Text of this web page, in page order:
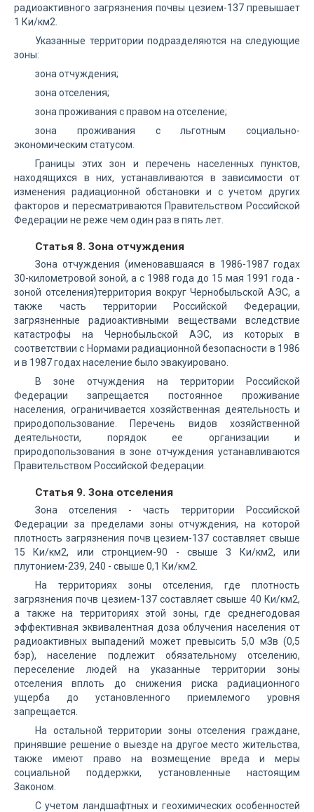
радиоактивного загрязнения почвы цезием-137 превышает
1 Ки/км2.
Указанные территории подразделяются на следующие
зоны:
зона отчуждения;
зона отселения;
зона проживания с правом на отселение;
зона проживания с льготным социально-
экономическим статусом.
Границы этих зон и перечень населенных пунктов,
находящихся в них, устанавливаются в зависимости от
изменения радиационной обстановки и с учетом других
факторов и пересматриваются Правительством Российской
Федерации не реже чем один раз в пять лет.
Статья 8. Зона отчуждения
Зона отчуждения (именовавшаяся в 1986-1987 годах
30-километровой зоной, а с 1988 года до 15 мая 1991 года -
зоной отселения)территория вокруг Чернобыльской АЭС, а
также часть территории Российской Федерации,
загрязненные радиоактивными веществами вследствие
катастрофы на Чернобыльской АЭС, из которых в
соответствии с Нормами радиационной безопасности в 1986
и в 1987 годах население было эвакуировано.
В зоне отчуждения на территории Российской
Федерации запрещается постоянное проживание
населения, ограничивается хозяйственная деятельность и
природопользование. Перечень видов хозяйственной
деятельности, порядок ее организации и
природопользования в зоне отчуждения устанавливаются
Правительством Российской Федерации.
Статья 9. Зона отселения
Зона отселения - часть территории Российской
Федерации за пределами зоны отчуждения, на которой
плотность загрязнения почв цезием-137 составляет свыше
15 Ки/км2, или стронцием-90 - свыше 3 Ки/км2, или
плутонием-239, 240 - свыше 0,1 Ки/км2.
На территориях зоны отселения, где плотность
загрязнения почв цезием-137 составляет свыше 40 Ки/км2,
а также на территориях этой зоны, где среднегодовая
эффективная эквивалентная доза облучения населения от
радиоактивных выпадений может превысить 5,0 мЗв (0,5
бэр), население подлежит обязательному отселению,
переселение людей на указанные территории зоны
отселения вплоть до снижения риска радиационного
ущерба до установленного приемлемого уровня
запрещается.
На остальной территории зоны отселения граждане,
принявшие решение о выезде на другое место жительства,
также имеют право на возмещение вреда и меры
социальной поддержки, установленные настоящим
Законом.
С учетом ландшафтных и геохимических особенностей